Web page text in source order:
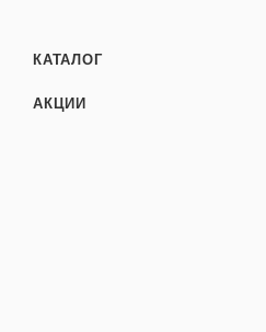
КАТАЛОГ
АКЦИИ